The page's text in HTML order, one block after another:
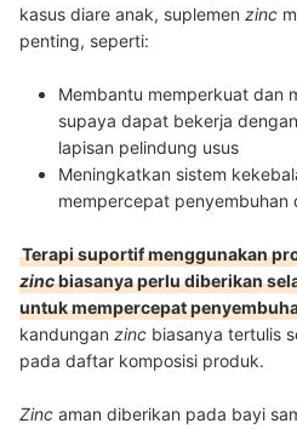
kasus diare anak, suplemen zinc
penting, seperti:
Membantu memperkuat dan
supaya dapat bekerja
lapisan pelindung usus
Meningkatkan sistem
mempercepat penyembuhan
Terapi suportif menggunakan
zincbiasanya perlu diberikan
untuk mempercepat
kandungan zinc biasanya tertulis
pada daftar komposisi produk.
Zinc aman diberikan pada bayi